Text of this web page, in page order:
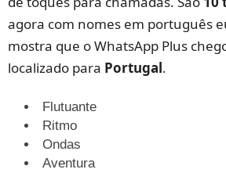
agora com nomes em português
mostra que o WhatsApp Plus
localizado para Portugal.
Flutuante
Ritmo
Ondas
Aventura